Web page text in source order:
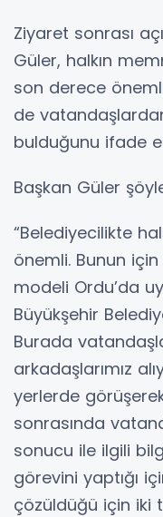
Ziyaret sonrası
Güler, halkın
son derece
de
bulduğunu ifade
Başkan Güler
“Belediyecilikte
önemli. Bunun
modeli Ordu’da
Büyükşehir
Burada
arkadaşlarımız
yerlerde
sonrasında
sonucu ile ilgili
görevini yaptığı
çözüldüğü için iki